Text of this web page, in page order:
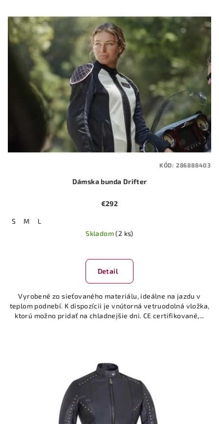
Dámska bunda Drifter
€292
S M
L
Skladom(2 ks)
Detail
Vyrobené zo sieťovaného materiálu, ideálne na jazdu v
teplom podnebí. K dispozícii je vnútorná vetruodolná vložka,
ktorú možno pridať na chladnejšie dni. CE certifikované,...
KÓD: 286888403